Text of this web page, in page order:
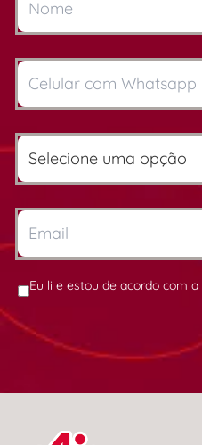
Eu li e estou de acordo com a